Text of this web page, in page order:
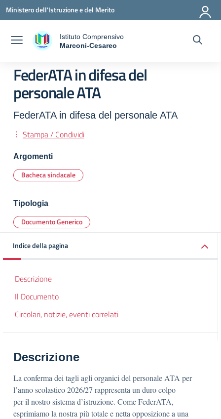
Vai ai contenuti
Vai al menu di navigazione
Vai al footer
Ministero dell'Istruzione e del Merito
Istituto Comprensivo
Marconi-Cesareo
FederATA in difesa del
personale ATA
FederATA in difesa del personale ATA
Stampa / Condividi
Argomenti
Bacheca sindacale
Tipologia
Documento Generico
Indice della pagina
Descrizione
Il Documento
Circolari, notizie, eventi correlati
Descrizione
La conferma dei tagli agli organici del personale ATA per
l’anno scolastico 2026/27 rappresenta un duro colpo
per il nostro sistema d’istruzione. Come FederATA,
esprimiamo la nostra più totale e netta opposizione a una